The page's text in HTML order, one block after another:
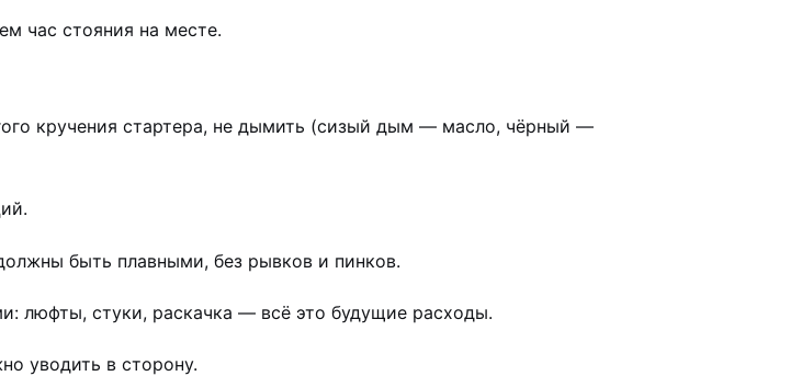
час стояния на месте.
кручения стартера, не дымить (сизый дым — масло, чёрный —
быть плавными, без рывков и пинков.
люфты, стуки, раскачка — всё это будущие расходы.
уводить в сторону.